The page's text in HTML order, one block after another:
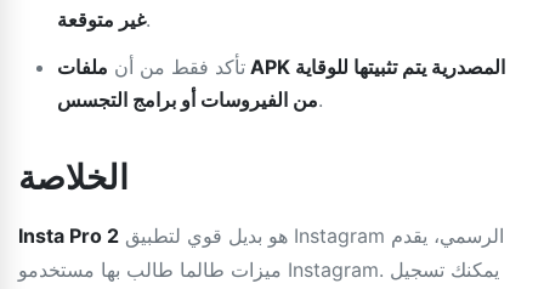
غير متوقعة.
تأكد فقط من أن ملفات APK المصدرية يتم تثبيتها للوقاية
من الفيروسات أو برامج التجسس.
الخلاصة
Insta Pro 2
ميزات طالما طالب بها مستخدمو Instagram. يمكنك تسجيل